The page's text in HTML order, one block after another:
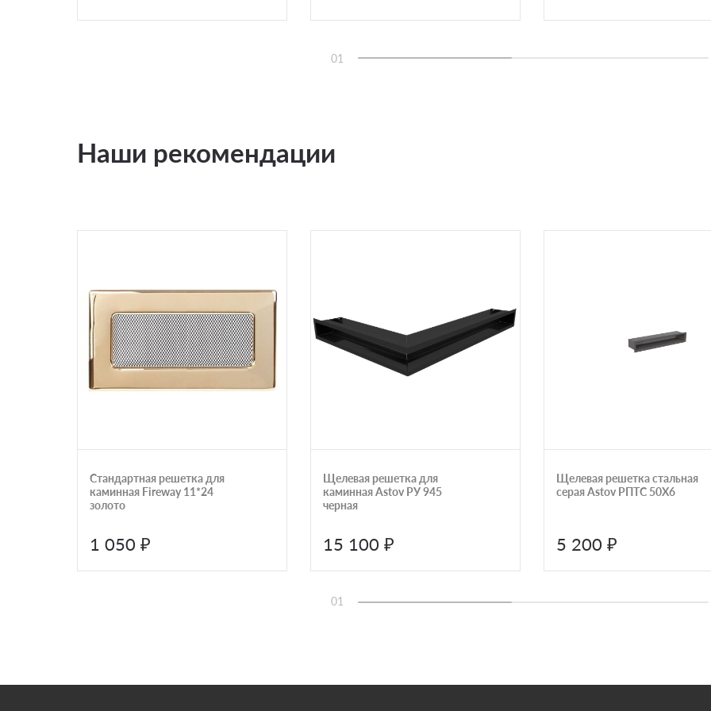
01
Наши рекомендации
Стандартная решетка для
каминная Fireway 11*24
золото
1 050 ₽
Щелевая решетка для
каминная Astov РУ 945
черная
15 100 ₽
Щелевая решетка стальная
серая Astov РПТС 50Х6
5 200 ₽
01